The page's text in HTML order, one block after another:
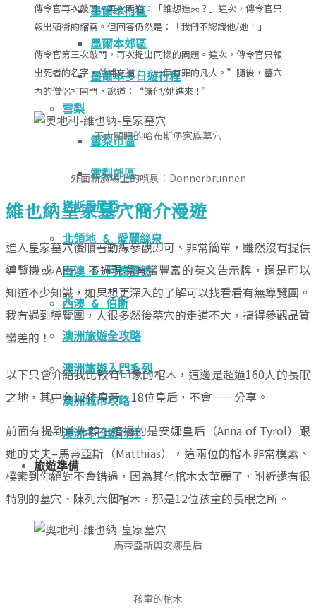
墨爾本市區
墨爾本郊區
墨爾本多日遊行程
雪梨
雪梨市區
雪梨郊區
塔斯馬尼亞
北領地 & 愛麗絲泉
南澳 & 阿德雷德
西澳 & 伯斯
澳洲旅遊全攻略
澳洲旅遊入門系列
澳洲城市攻略
澳洲多日遊行程
旅遊準備
傳令官再次敲門。再次問道：「誰想進來？」這次，傳令官只
報出頭銜的縮寫。但回答仍然是：「我們不認識他/她！」
傳令官第三次敲門，再次提出同樣的問題。這次，傳令官只報
出死者的名字，並補充道：“一個有罪的凡人。”隨後，墓穴
內的僧侶打開門，說道：“讓他/她進來！”
不太顯眼的哈布斯堡家族墓穴
外面新廣場上的噴泉：Donnerbrunnen
維也納皇家墓穴簡介漫遊
進入皇家墓穴後順著動線參觀即可、非常簡單，雖然沒有提供
導覽機或 APP，不過現場有蠻豐富的英文告示牌，還是可以
知道不少知識，如果想更深入的了解可以找看看有無導覽團。
我有遇到導覽團，人很多然後墓穴的走道不大，搞得參觀品質
蠻差的！
以下只會介紹我比較有印象的棺木，這邊是超過160人的長眠
之地，其中有12位皇帝、18位皇后，不會一一分享。
前面有提到首先葬在這邊的是安娜皇后（Anna of Tyrol）跟
她的丈夫–馬蒂亞斯（Matthias），這兩位的棺木非常樸素、
樸素到你絕對不會錯過，因為其他棺木太華麗了，附近還有很
特別的墓穴、陳列六個棺木，那是12位孩童的長眠之所。
馬蒂亞斯與安娜皇后
孩童的棺木